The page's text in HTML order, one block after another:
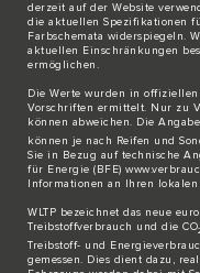
derzeit auf der Website
die aktuellen Spezifikationen
Farbschemata widerspiegeln.
aktuellen Einschränkungen
ermöglichen.
Die Werte wurden in
Vorschriften ermittelt. Nur zu
können abweichen. Die
können je nach Reifen und
Sie in Bezug auf technische
für Energie (BFE)
Informationen an Ihren
WLTP bezeichnet das neue
Treibstoffverbrauch und die CO
Treibstoff- und
gemessen. Dies dient dazu,